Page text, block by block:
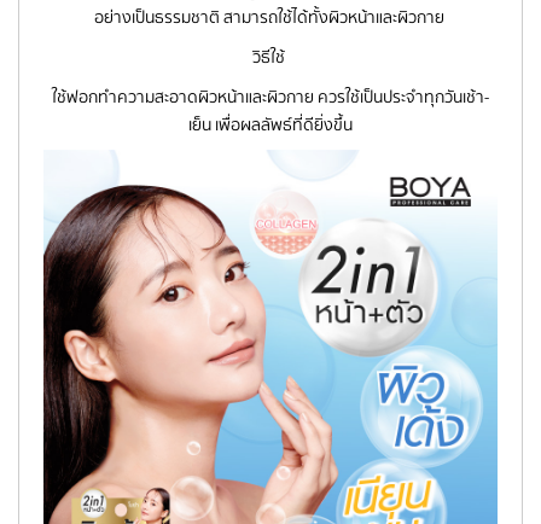
อย่างเป็นธรรมชาติ สามารถใช้ได้ทั้งผิวหน้าและผิวกาย
วิธีใช้
ใช้ฟอกทำความสะอาดผิวหน้าและผิวกาย ควรใช้เป็นประจำทุกวันเช้า-
เย็น เพื่อผลลัพธ์ที่ดียิ่งขึ้น